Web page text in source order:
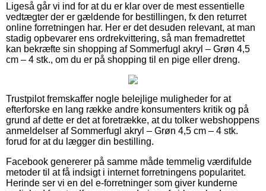
Ligeså går vi ind for at du er klar over de mest essentielle
vedtægter der er gældende for bestillingen, fx den returret
online forretningen har. Her er det desuden relevant, at man
stadig opbevarer ens ordrekvittering, så man fremadrettet
kan bekræfte sin shopping af Sommerfugl akryl – Grøn 4,5
cm – 4 stk., om du er på shopping til en pige eller dreng.
Trustpilot fremskaffer nogle belejlige muligheder for at
efterforske en lang række andre konsumenters kritik og på
grund af dette er det at foretrække, at du tolker webshoppens
anmeldelser af Sommerfugl akryl – Grøn 4,5 cm – 4 stk.
forud for at du lægger din bestilling.
Facebook genererer på samme måde temmelig værdifulde
metoder til at få indsigt i internet forretningens popularitet.
Herinde ser vi en del e-forretninger som giver kunderne